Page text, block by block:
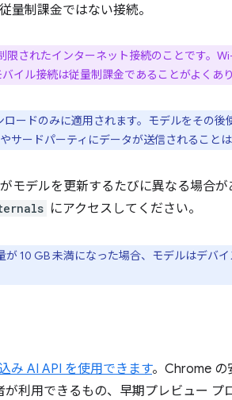
量制課金ではない接続。
限されたインターネット接続のことです。
イル接続は従量制課金であることがよくあり
ードのみに適用されます。モデルをその
ードパーティにデータが送信されることは
モデルを更新するたびに異なる場合が
にアクセスしてください。
10 GB 未満になった場合、モデルはデバ
み AI API を使用できます。Chrome の
利用できるもの、早期プレビュー プ